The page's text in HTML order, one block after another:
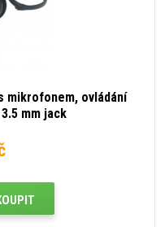
mikrofonem, ovládání
mm jack